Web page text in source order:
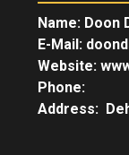
Name: Doon
E-Mail:
Website:
Phone:
Address: